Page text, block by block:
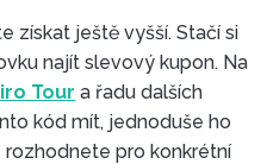
získat ještě vyšší. Stačí si
najít slevový kupon. Na
Tour a řadu dalších
kód mít, jednoduše ho
pro konkrétní